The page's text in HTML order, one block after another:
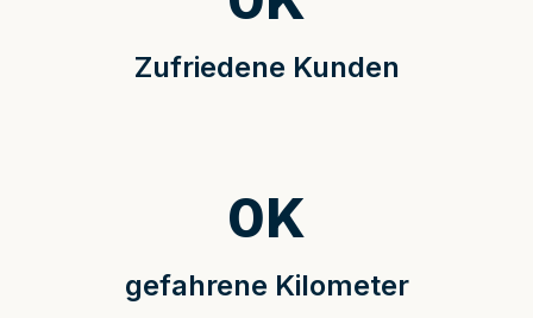
Zufriedene Kunden
gefahrene Kilometer
0K